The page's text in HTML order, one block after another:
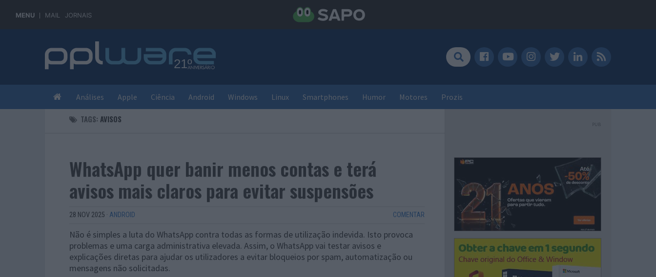
MENU MAIL JORNAIS
Análises Apple Ciência Android Windows Linux Smartphones Humor Motores Prozis
TAGS: AVISOS
WhatsApp quer banir menos contas e terá
avisos mais claros para evitar suspensões
28 NOV 2025 · ANDROID COMENTAR
Não é simples a luta do WhatsApp contra todas as formas de utilização indevida. Isto provoca
problemas e uma carga administrativa elevada. Assim, o WhatsApp vai testar avisos e
explicações diretas para ajudar os utilizadores a evitar bloqueios por spam, automatização ou
mensagens não solicitadas.
PUB